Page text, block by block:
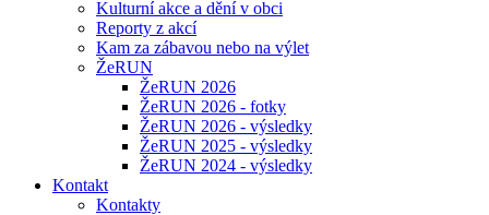
Kulturní akce a dění v obci
Reporty z akcí
Kam za zábavou nebo na výlet
ŽeRUN
ŽeRUN 2026
ŽeRUN 2026 - fotky
ŽeRUN 2026 - výsledky
ŽeRUN 2025 - výsledky
ŽeRUN 2024 - výsledky
Kontakt
Kontakty